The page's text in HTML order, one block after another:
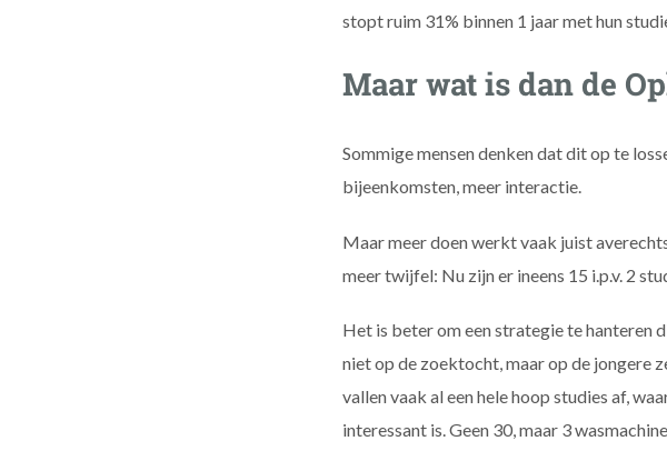
stopt ruim 31% binnen 1 jaar met hun
Maar wat is dan de
Sommige mensen denken dat dit op te
bijeenkomsten, meer interactie.
Maar meer doen werkt vaak juist
meer twijfel: Nu zijn er ineens 15 i.p.v. 2
Het is beter om een strategie te hanteren
niet op de zoektocht, maar op de jongere
vallen vaak al een hele hoop studies af,
interessant is. Geen 30, maar 3